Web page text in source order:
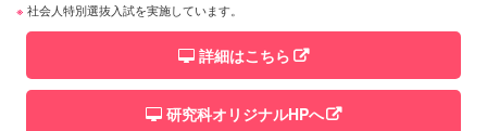
※ 社会人特別選抜入試を実施しています。
詳細はこちら
研究科オリジナルHPへ